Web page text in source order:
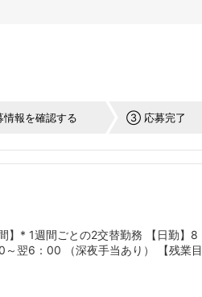
報を確認する ③ 応募完了
】* 1週間ごとの2交替勤務 【日勤】8
翌6：00 （深夜手当あり） 【残業目